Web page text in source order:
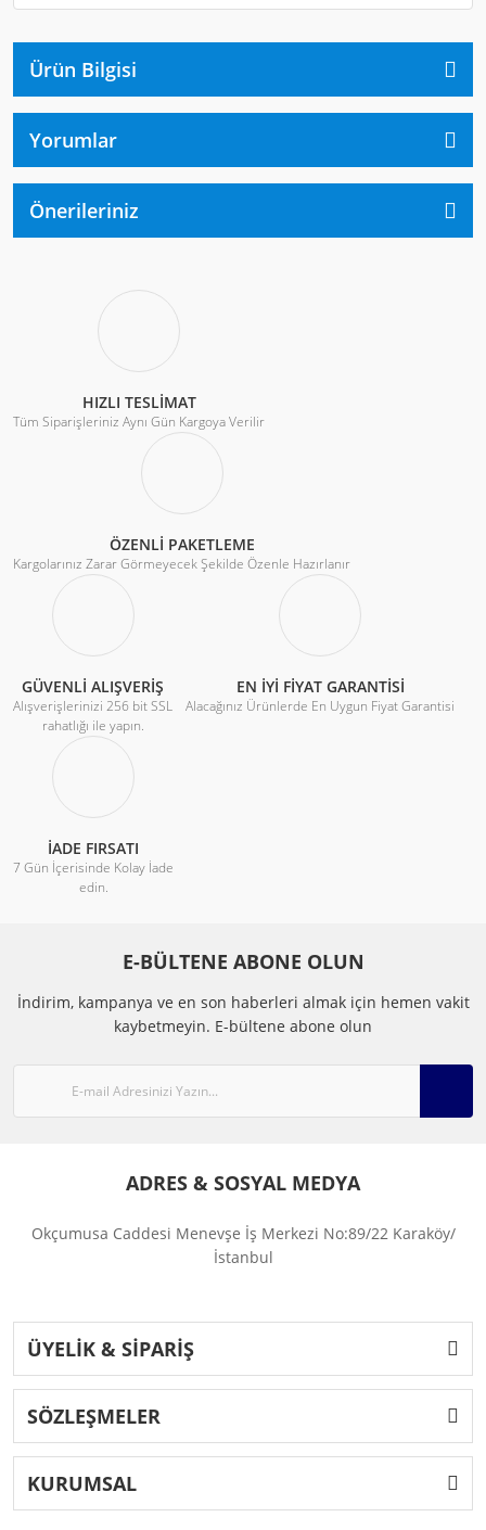
Ürün Bilgisi
Yorumlar
Önerileriniz
HIZLI TESLİMAT
Tüm Siparişleriniz Aynı Gün Kargoya Verilir
ÖZENLİ PAKETLEME
Kargolarınız Zarar Görmeyecek Şekilde Özenle Hazırlanır
GÜVENLİ ALIŞVERİŞ
Alışverişlerinizi 256 bit SSL
rahatlığı ile yapın.
EN İYİ FİYAT GARANTİSİ
Alacağınız Ürünlerde En Uygun Fiyat Garantisi
İADE FIRSATI
7 Gün İçerisinde Kolay İade
edin.
E-BÜLTENE ABONE OLUN
İndirim, kampanya ve en son haberleri almak için hemen vakit
kaybetmeyin. E-bültene abone olun
ADRES & SOSYAL MEDYA
Okçumusa Caddesi Menevşe İş Merkezi No:89/22 Karaköy/
İstanbul
ÜYELİK & SİPARİŞ
SÖZLEŞMELER
KURUMSAL